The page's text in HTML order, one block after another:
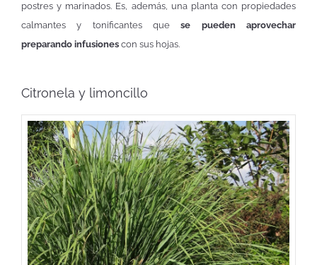
postres y marinados. Es, además, una planta con propiedades
calmantes y tonificantes quese pueden aprovechar
preparando infusiones con sus hojas.
Citronela y limoncillo